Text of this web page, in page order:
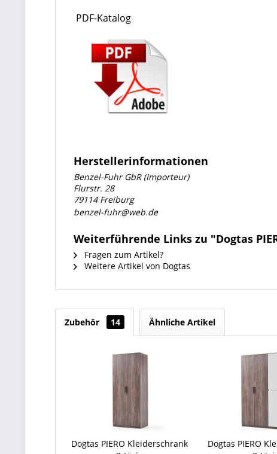
PDF-Katalog
Herstellerinformationen
Benzel-Fuhr GbR (Importeur)
Flurstr. 28
79114 Freiburg
benzel-fuhr@web.de
Weiterführende Links zu "Dogtas
Fragen zum Artikel?
Weitere Artikel von Dogtas
Zubehör 14 Ähnliche Artikel
Dogtas PIERO Kleiderschrank
Dogtas PIERO